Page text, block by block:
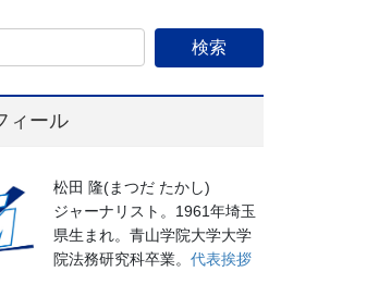
ィール
松田 隆(まつだ たかし)
ジャーナリスト。1961年埼玉
県生まれ。青山学院大学大学
院法務研究科卒業。代表挨拶